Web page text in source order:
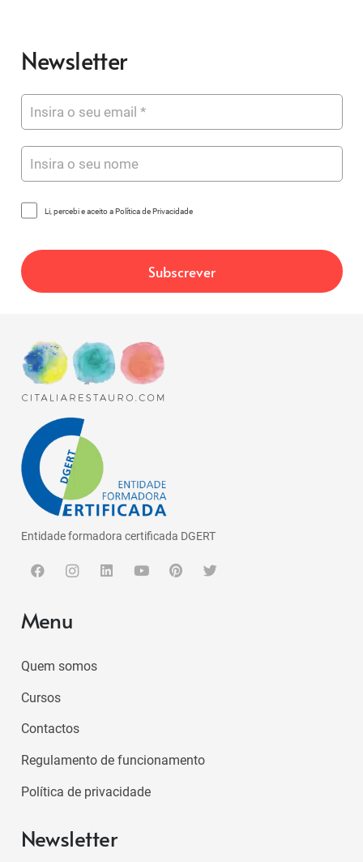
Newsletter
Li, percebi e aceito a Política de Privacidade
Entidade formadora certificada DGERT
Menu
Quem somos
Cursos
Contactos
Regulamento de funcionamento
Política de privacidade
Newsletter